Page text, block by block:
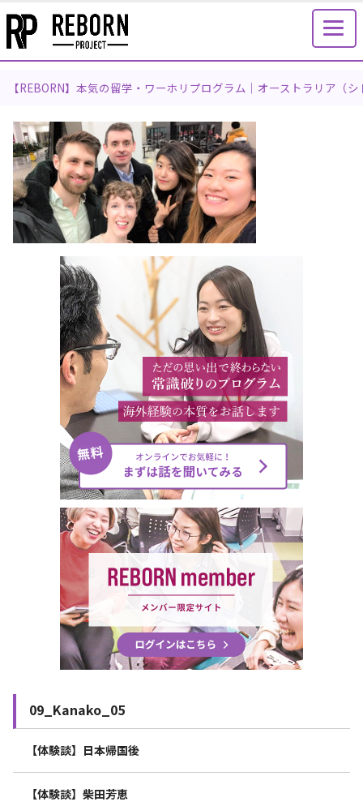
【REBORN】本気の留学・ワーホリプログラム｜オーストラリア（
09_Kanako_05
【体験談】日本帰国後
【体験談】柴田芳恵